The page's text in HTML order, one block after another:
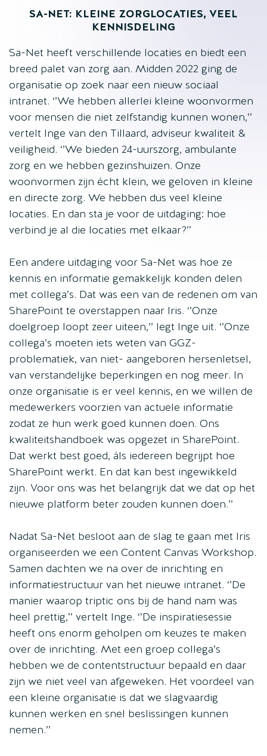
SA-NET: KLEINE ZORGLOCATIES, VEEL
KENNISDELING
Sa-Net heeft verschillende locaties en biedt een
breed palet van zorg aan. Midden 2022 ging de
organisatie op zoek naar een nieuw sociaal
intranet. ‘’We hebben allerlei kleine woonvormen
voor mensen die niet zelfstandig kunnen wonen,’’
vertelt Inge van den Tillaard, adviseur kwaliteit &
veiligheid. ‘’We bieden 24-uurszorg, ambulante
zorg en we hebben gezinshuizen. Onze
woonvormen zijn écht klein, we geloven in kleine
en directe zorg. We hebben dus veel kleine
locaties. En dan sta je voor de uitdaging: hoe
verbind je al die locaties met elkaar?’’
Een andere uitdaging voor Sa-Net was hoe ze
kennis en informatie gemakkelijk konden delen
met collega’s. Dat was een van de redenen om van
SharePoint te overstappen naar Iris. ‘’Onze
doelgroep loopt zeer uiteen,’’ legt Inge uit. ‘’Onze
collega’s moeten iets weten van GGZ-
problematiek, van niet- aangeboren hersenletsel,
van verstandelijke beperkingen en nog meer. In
onze organisatie is er veel kennis, en we willen de
medewerkers voorzien van actuele informatie
zodat ze hun werk goed kunnen doen. Ons
kwaliteitshandboek was opgezet in SharePoint.
Dat werkt best goed, áls iedereen begrijpt hoe
SharePoint werkt. En dat kan best ingewikkeld
zijn. Voor ons was het belangrijk dat we dat op het
nieuwe platform beter zouden kunnen doen.’’
Nadat Sa-Net besloot aan de slag te gaan met Iris
organiseerden we een Content Canvas Workshop.
Samen dachten we na over de inrichting en
informatiestructuur van het nieuwe intranet. ‘’De
manier waarop triptic ons bij de hand nam was
heel prettig,’’ vertelt Inge. ‘’De inspiratiesessie
heeft ons enorm geholpen om keuzes te maken
over de inrichting. Met een groep collega’s
hebben we de contentstructuur bepaald en daar
zijn we niet veel van afgeweken. Het voordeel van
een kleine organisatie is dat we slagvaardig
kunnen werken en snel beslissingen kunnen
nemen.’’